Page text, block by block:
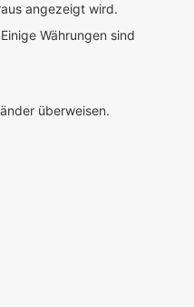
angezeigt wird.
Währungen sind
überweisen.